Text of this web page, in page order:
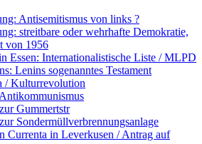
Antisemitismus von links ?
streitbare oder wehrhafte Demokratie,
von 1956
Essen: Internationalistische Liste / MLPD
Lenins sogenanntes Testament
/ Kulturrevolution
Gummertstr
Sondermüllverbrennungsanlage
Currenta in Leverkusen / Antrag auf